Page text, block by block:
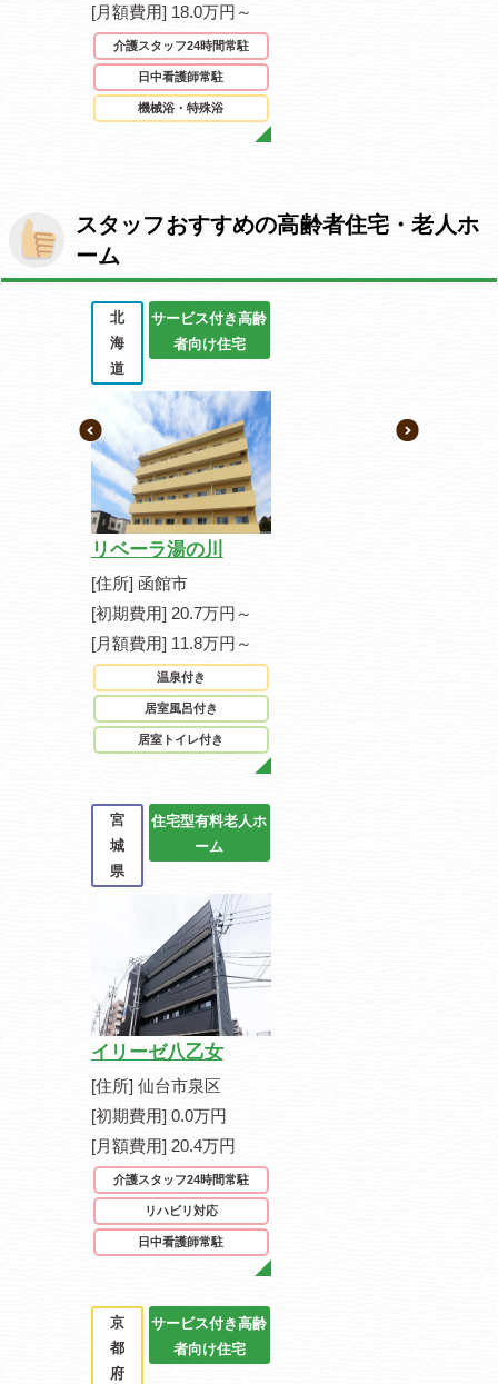
[月額費用] 18.0万円～
介護スタッフ24時間常駐
日中看護師常駐
機械浴・特殊浴
スタッフおすすめの高齢者住宅・老人ホ
ーム
北
海
道
サービス付き高齢
者向け住宅
リベーラ湯の川
[住所] 函館市
[初期費用] 20.7万円～
[月額費用] 11.8万円～
温泉付き
居室風呂付き
居室トイレ付き
宮
城
県
住宅型有料老人ホ
ーム
イリーゼ八乙女
[住所] 仙台市泉区
[初期費用] 0.0万円
[月額費用] 20.4万円
介護スタッフ24時間常駐
リハビリ対応
日中看護師常駐
京
都
府
サービス付き高齢
者向け住宅